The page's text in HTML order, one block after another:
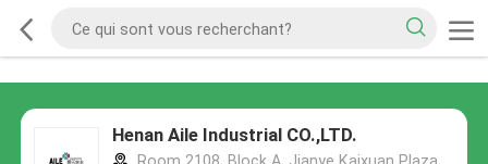
Henan Aile Industrial CO.,LTD.